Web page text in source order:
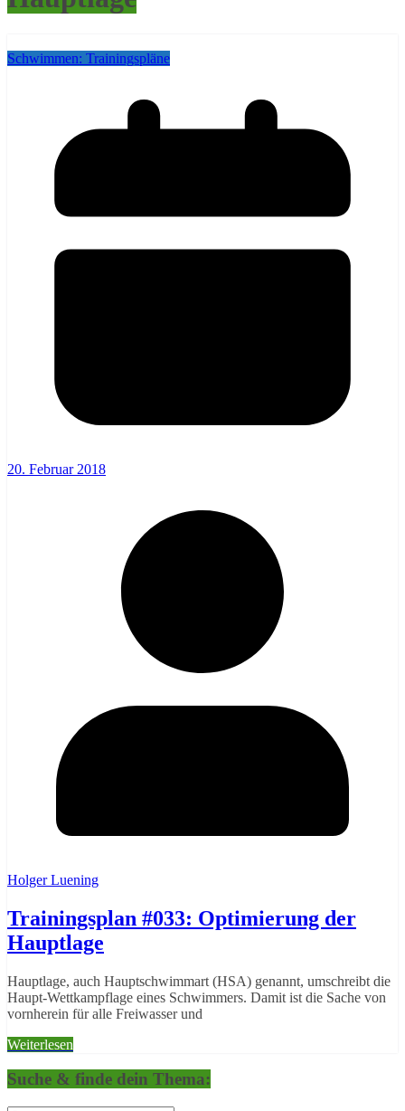
Schwimmen: Trainingspläne
20. Februar 2018
Holger Luening
Trainingsplan #033: Optimierung der
Hauptlage
Hauptlage, auch Hauptschwimmart (HSA) genannt, umschreibt die
Haupt-Wettkampflage eines Schwimmers. Damit ist die Sache von
vornherein für alle Freiwasser und
Weiterlesen
Suche & finde dein Thema: